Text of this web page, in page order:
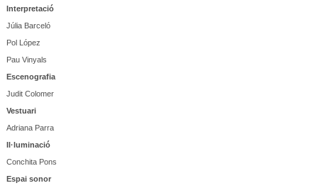
Interpretació
Júlia Barceló
Pol López
Pau Vinyals
Escenografia
Judit Colomer
Vestuari
Adriana Parra
Il·luminació
Conchita Pons
Espai sonor